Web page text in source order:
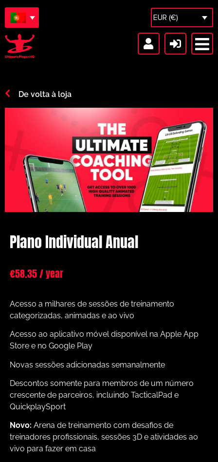
EUR (€)
De volta à loja
Plano Individual Anual
€58.35/ year
Acesso a milhares de sessões de treinamento
categorizadas, animadas e ao vivo
Acesso ao aplicativo móvel disponível na Apple App
Store e no Google Play
Novas sessões adicionadas semanalmente
Descontos somente para membros de um número
crescente de parceiros, incluindo TacticalPad e
QuickplaySport
Novo: Arena de treinamento com desafios de
treinadores profissionais, sessões 3D e atividades ao
vivo para fazer em casa